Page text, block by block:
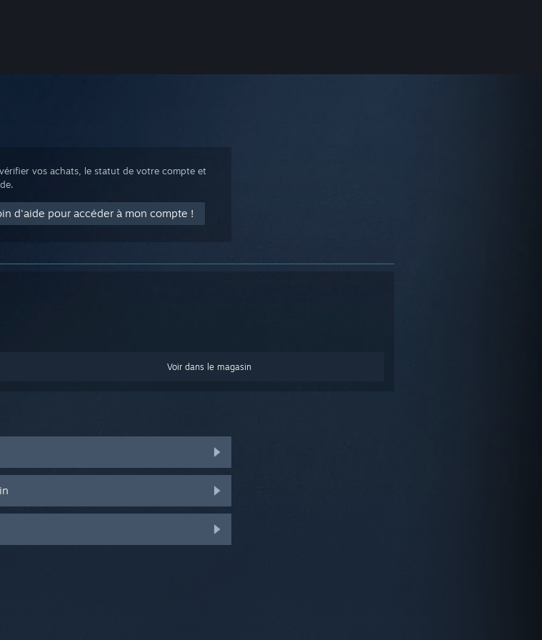
vos achats, le statut de votre compte et
d'aide pour accéder à mon compte !
Voir dans le magasin